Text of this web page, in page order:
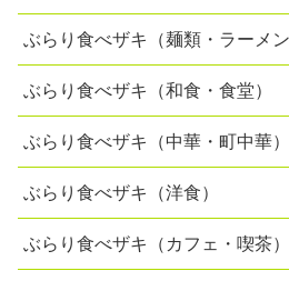
ぶらり食べザキ（麺類・ラーメン
ぶらり食べザキ（和食・食堂）
ぶらり食べザキ（中華・町中華）
ぶらり食べザキ（洋食）
ぶらり食べザキ（カフェ・喫茶）